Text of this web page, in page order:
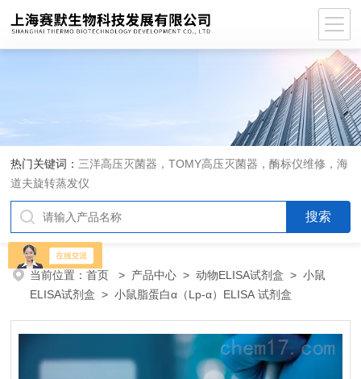
热门关键词： 三洋高压灭菌器，TOMY高压灭菌器，酶标仪维修，海
道夫旋转蒸发仪
当前位置：首页 > 产品中心 >动物ELISA试剂盒 >小鼠
ELISA试剂盒 > 小鼠脂蛋白α（Lp-α）ELISA 试剂盒